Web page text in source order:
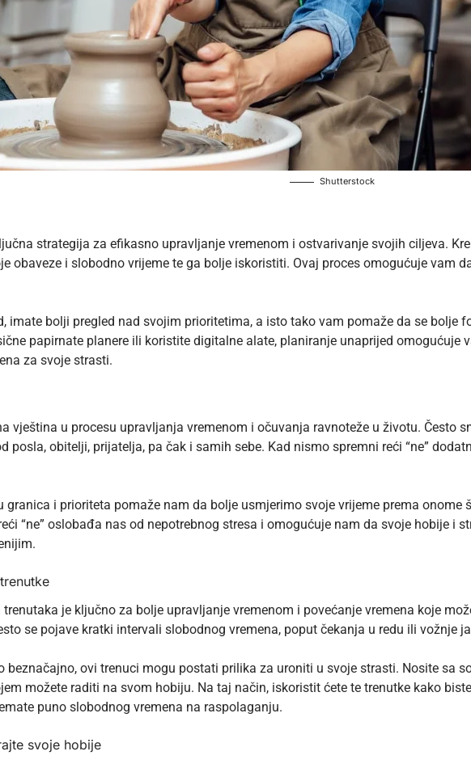
Shutterstock
strategija za efikasno upravljanje vremenom i ostvarivanje svojih ciljeva.
obaveze i slobodno vrijeme te ga bolje iskoristiti. Ovaj proces omogućuje vam
imate bolji pregled nad svojim prioritetima, a isto tako vam pomaže da se bolje
papirnate planere ili koristite digitalne alate, planiranje unaprijed
za svoje strasti.
vještina u procesu upravljanja vremenom i očuvanja ravnoteže u životu.
posla, obitelji, prijatelja, pa čak i samih sebe. Kad nismo spremni reći “ne”
granica i prioriteta pomaže nam da bolje usmjerimo svoje vrijeme prema
“ne” oslobađa nas od nepotrebnog stresa i omogućuje nam da svoje hobije i
trenutaka je ključno za bolje upravljanje vremenom i povećanje vremena koje
se pojave kratki intervali slobodnog vremena, poput čekanja u redu ili vožnje
beznačajno, ovi trenuci mogu postati prilika za uroniti u svoje strasti. Nosite sa
možete raditi na svom hobiju. Na taj način, iskoristit ćete te trenutke kako
puno slobodnog vremena na raspolaganju.
svoje hobije